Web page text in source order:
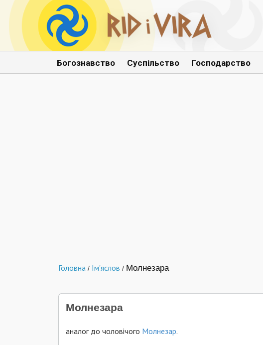
Богознавство Суспільство Господарство
Головна / Ім'яслов / Молнезара
Молнезара
аналог до чоловічого Молнезар.